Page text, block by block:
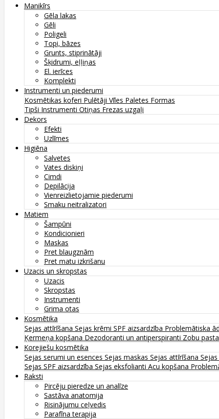
Manikīrs
Gēla lakas
Gēli
Poligeli
Topi, bāzes
Grunts, stiprinātāji
Šķidrumi, eļļiņas
El. ierīces
Komplekti
Instrumenti un piederumi
Kosmētikas koferi Pulētāji Vīles Paletes Formas
Tipši Instrumenti Otiņas Frezas uzgaļi
Dekors
Efekti
Uzlīmes
Higiēna
Salvetes
Vates diskiņi
Cimdi
Depilācija
Vienreizlietojamie piederumi
Smaku neitralizatori
Matiem
Šampūni
Kondicionieri
Maskas
Pret blaugznām
Pret matu izkrišanu
Uzacis un skropstas
Uzacis
Skropstas
Instrumenti
Grima otas
Kosmētika
Sejas attīrīšana Sejas krēmi SPF aizsardzība Problemātiska
Ķermeņa kopšana Dezodoranti un antiperspiranti Zobu
Korejiešu kosmētika
Sejas serumi un esences Sejas maskas Sejas attīrīšana
Sejas SPF aizsardzība Sejas eksfolianti Acu kopšana
Raksti
Pircēju pieredze un analīze
Sastāva anatomija
Risinājumu ceļvedis
Parafīna terapija